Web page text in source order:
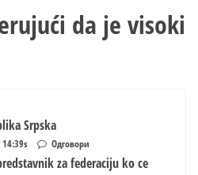
da je visoki
Srpska
Одговори
za federaciju ko ce